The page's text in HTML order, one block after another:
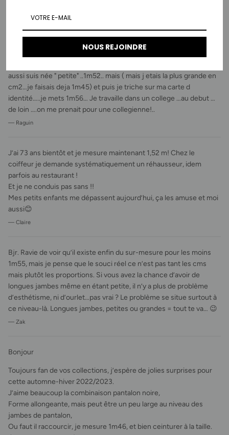
supermarchés……..
aussi suis née " petite" ..1m52.. mais ( mais j etais la plus grande en
cm2…je faisais deja 1m45) et puis je triche sur ma carte d
identité…..je mets 1m56… Je travaille dans un college …au debut …
de loin ….on me prenait pour une collegienne!..
— Raguin
J’ai 73 ans bientôt et je mesure maintenant 1,52 m! Chez le
coiffeur je demande systématiquement un réhausseur, idem
parfois au restaurant !
Et je ne conduis pas sans !!
Mes petits enfants me dépassent aujourd’hui, ça les amuse et moi
aussi😊
— Claire
Bjr. Ravie de voir qu’il existe enfin du sur-mesure pour les moins
1m55, mais je pense que le souci réel ce n’est pas tant les cms
mais plutôt les proportions. Si vous avez la chance d’avoir de
longues jambes même en étant petite, il n’y a plus de problème
d’esthétisme, ni d’ourlet…pas vrai ? Le problème se situe surtout à
ce niveau-là. Longues jambes, petites ou grandes = tout te va… 😉
— Zak
Bonjour
Toujours fan de vos collections, j’espère de jolies surprises pour
cette automne-hiver 2022/2023.
J’aime beaucoup la combinaison pantalon noire,
Forme allongeante, mais peut être un peu large au niveau des
jambes de pantalon,
Ou faut il raccourcir, je mesure 1m46, et bien ceinturer à la taille.
NOUS REJOINDRE